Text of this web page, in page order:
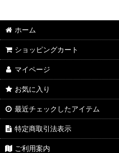
ホーム
ショッピングカート
マイページ
お気に入り
最近チェックしたアイテム
特定商取引法表示
ご利用案内